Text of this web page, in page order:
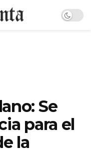
Se
para el
la